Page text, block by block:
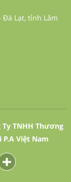
Đà Lạt, tỉnh Lâm
Ty TNHH Thương
P.A Việt Nam